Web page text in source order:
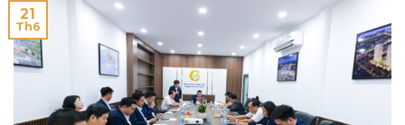
21
Th6